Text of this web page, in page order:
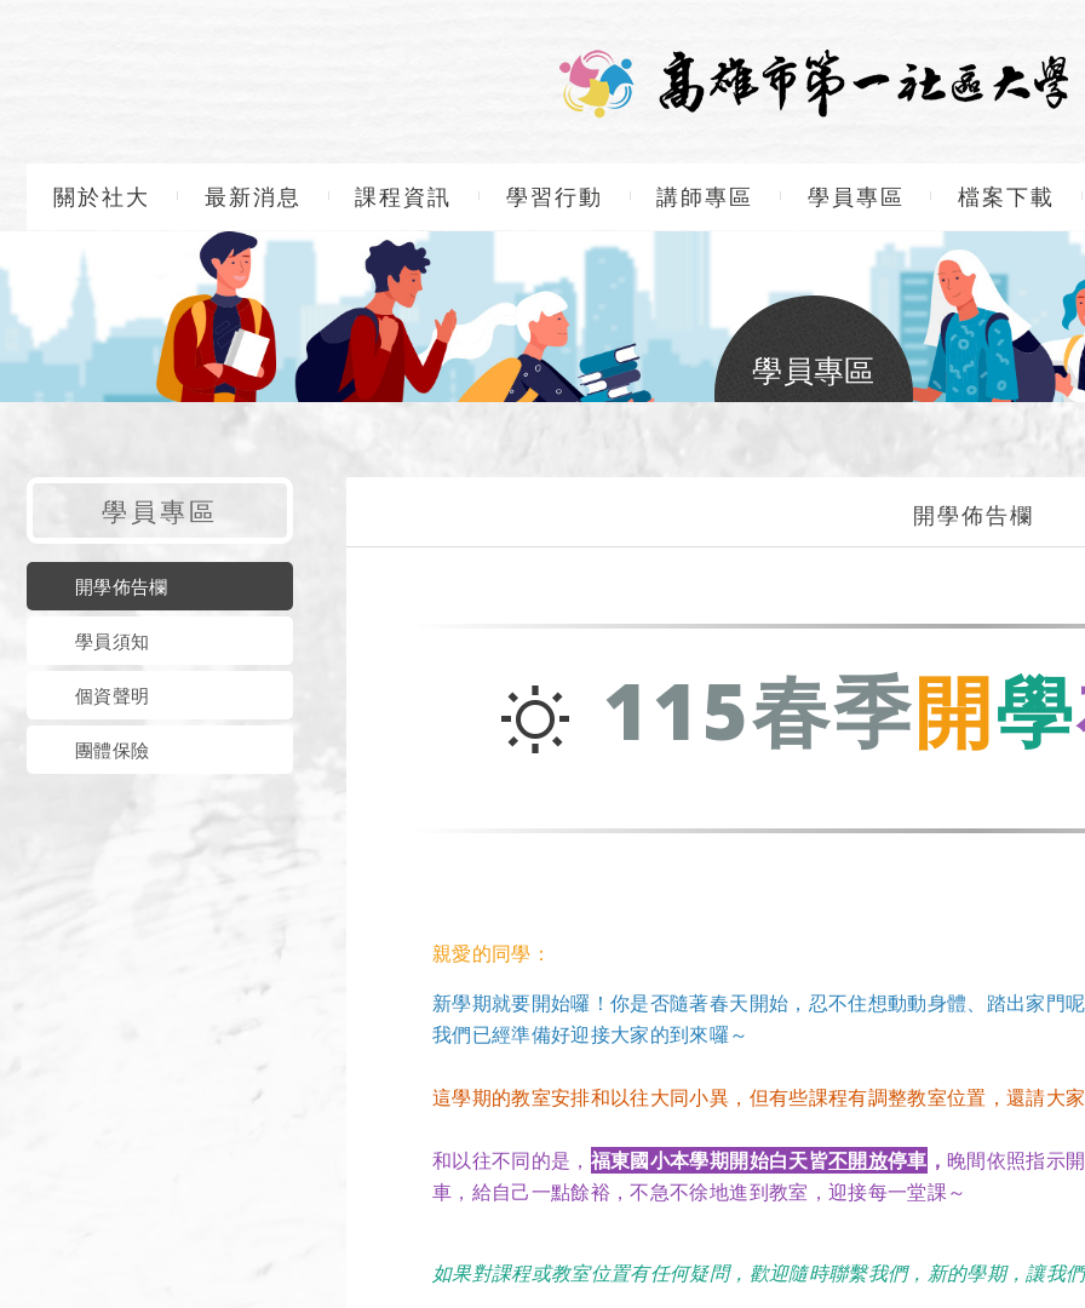
關於社大 最新消息 課程資訊 學習行動 講師專區 學員專區 檔案下載
學員專區
學員專區
開學佈告欄
學員須知
個資聲明
團體保險
開學佈告欄
115春季開學
親愛的同學：
新學期就要開始囉！你是否隨著春天開始，忍不住想動動身體、踏出家門
我們已經準備好迎接大家的到來囉～
這學期的教室安排和以往大同小異，但有些課程有調整教室位置，還請大
和以往不同的是， 福東國小本學期開始白天皆不開放停車 ，晚間依照指示
車，給自己一點餘裕，不急不徐地進到教室，迎接每一堂課～
如果對課程或教室位置有任何疑問，歡迎隨時聯繫我們，新的學期，讓我